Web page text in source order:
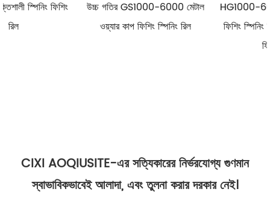
উচ্চ গতির GS1000-6000 মেটাল
ওয়্যার কাপ ফিশিং স্পিনিং রিল
HG1000-6000 মেটাল স্পুল রিল
ফিশিং স্পিনিং রিল সল্টওয়াটার স্পিনিং
CIXI AOQIUSITE-এর সত্যিকারের নির্ভরযোগ্য গুণমান
স্বাভাবিকভাবেই আলাদা, এবং তুলনা করার দরকার নেই।